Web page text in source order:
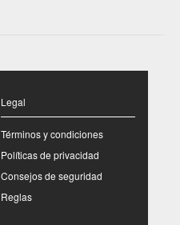
Legal
Términos y condiciones
Políticas de privacidad
Consejos de seguridad
Reglas